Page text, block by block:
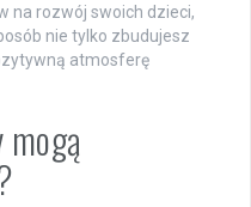
na rozwój swoich dzieci,
nie tylko zbudujesz
atmosferę